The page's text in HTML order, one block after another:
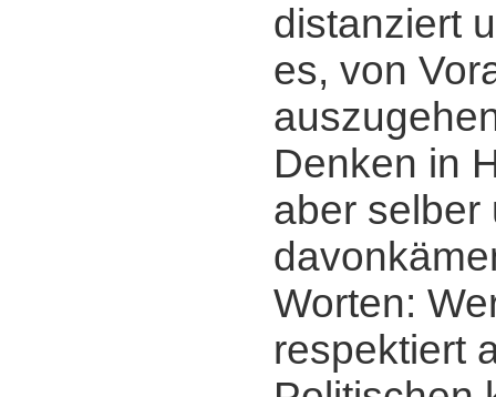
distanziert
es, von
Denken in
aber selber
Worten:
respektiert